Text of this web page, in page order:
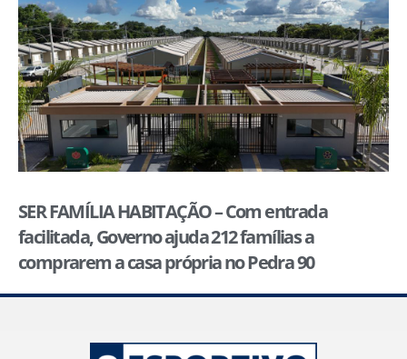
SER FAMÍLIA HABITAÇÃO – Com entrada
facilitada, Governo ajuda 212 famílias a
comprarem a casa própria no Pedra 90